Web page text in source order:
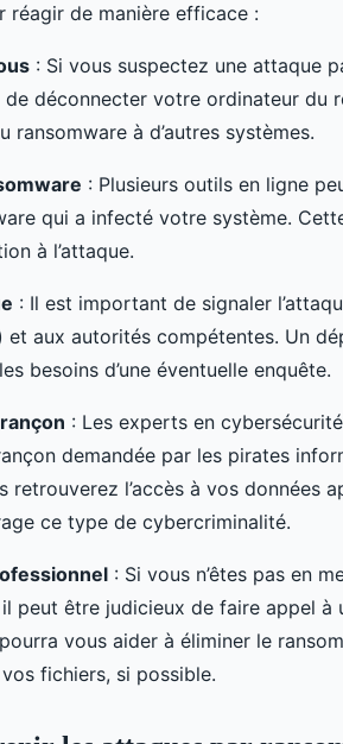
réagir de manière efficace :
: Si vous suspectez une attaque
déconnecter votre ordinateur du
ransomware à d’autres systèmes.
: Plusieurs outils en ligne
qui a infecté votre système.
à l’attaque.
: Il est important de signaler
et aux autorités compétentes. Un
besoins d’une éventuelle enquête.
: Les experts en
demandée par les pirates
retrouverez l’accès à vos données
ce type de cybercriminalité.
: Si vous n’êtes pas en
peut être judicieux de faire appel à
vous aider à éliminer le
fichiers, si possible.